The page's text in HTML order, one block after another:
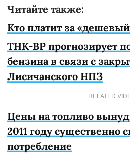
Читайте также:
Кто платит за
ТНК-ВР прогнозирует
бензина в связи с
Лисичанского НПЗ
RELATED
Цены на топливо
2011 году существенно
потребление